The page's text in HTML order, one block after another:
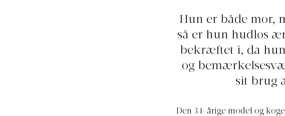
Hun er både mor,
så er hun hudløs
bekræftet i, da
og
sit brug
Den 34-årige model og